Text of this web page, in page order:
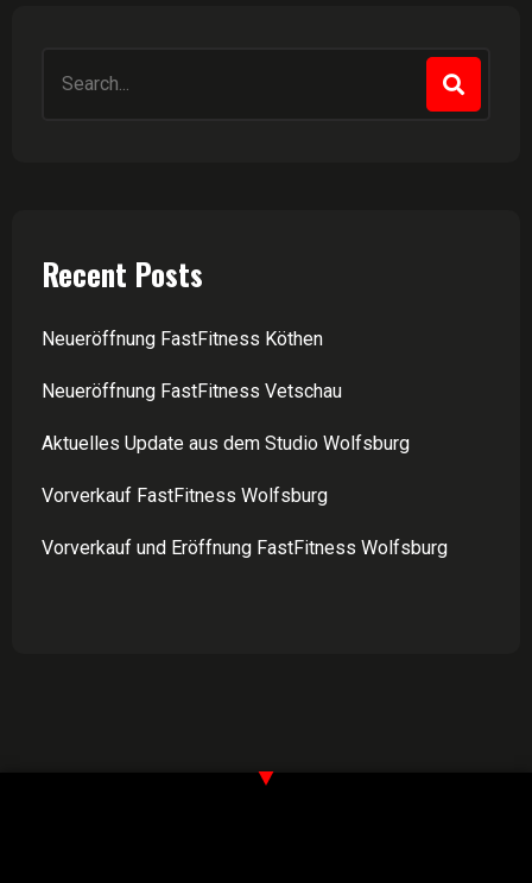
Recent Posts
Neueröffnung FastFitness Köthen
Neueröffnung FastFitness Vetschau
Aktuelles Update aus dem Studio Wolfsburg
Vorverkauf FastFitness Wolfsburg
Vorverkauf und Eröffnung FastFitness Wolfsburg